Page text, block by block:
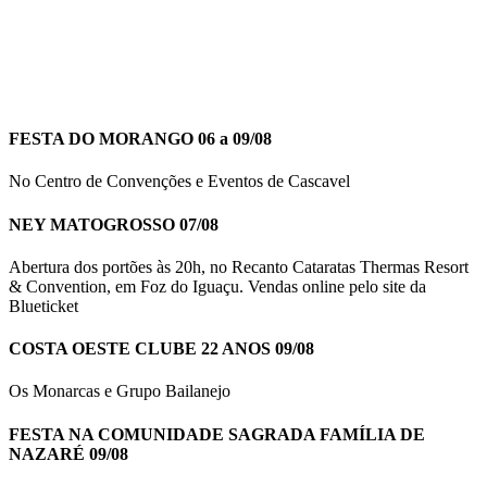
FESTA DO MORANGO 06 a 09/08
No Centro de Convenções e Eventos de Cascavel
NEY MATOGROSSO 07/08
Abertura dos portões às 20h, no Recanto Cataratas Thermas Resort
& Convention, em Foz do Iguaçu. Vendas online pelo site da
Blueticket
COSTA OESTE CLUBE 22 ANOS 09/08
Os Monarcas e Grupo Bailanejo
FESTA NA COMUNIDADE SAGRADA FAMÍLIA DE
NAZARÉ 09/08